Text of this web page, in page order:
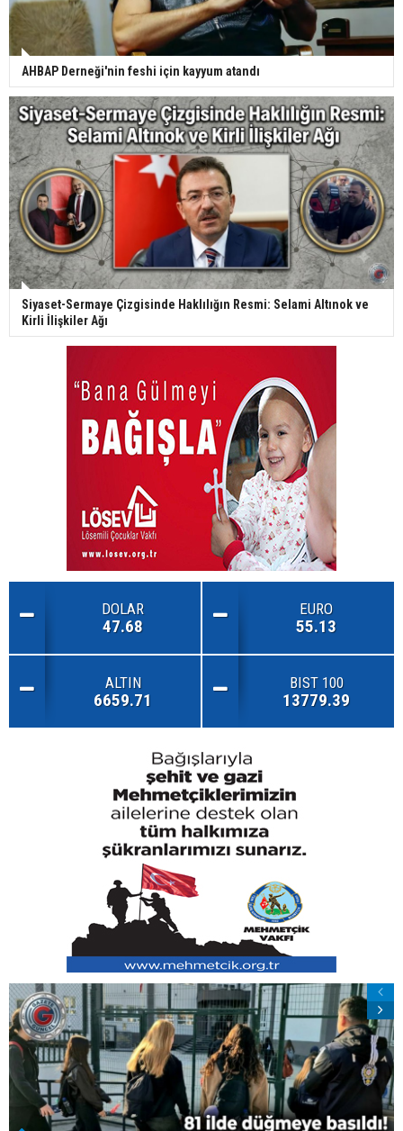
AHBAP Derneği'nin feshi için kayyum atandı
Siyaset-Sermaye Çizgisinde Haklılığın Resmi: Selami Altınok ve
Kirli İlişkiler Ağı
DOLAR
47.68
EURO
55.13
ALTIN
6659.71
BIST 100
13779.39